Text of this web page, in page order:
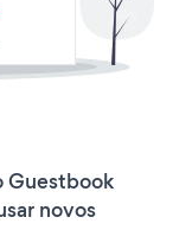
Guestbook
novos